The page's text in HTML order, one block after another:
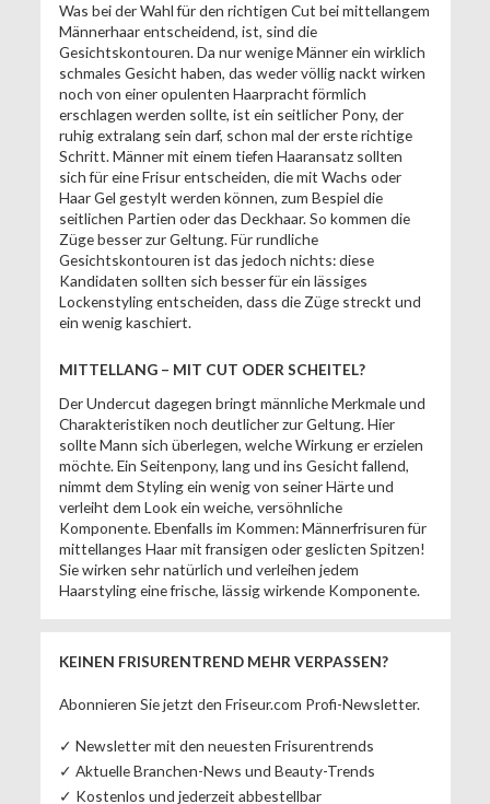
Was bei der Wahl für den richtigen Cut bei mittellangem
Männerhaar entscheidend, ist, sind die
Gesichtskontouren. Da nur wenige Männer ein wirklich
schmales Gesicht haben, das weder völlig nackt wirken
noch von einer opulenten Haarpracht förmlich
erschlagen werden sollte, ist ein seitlicher Pony, der
ruhig extralang sein darf, schon mal der erste richtige
Schritt. Männer mit einem tiefen Haaransatz sollten
sich für eine Frisur entscheiden, die mit Wachs oder
Haar Gel gestylt werden können, zum Bespiel die
seitlichen Partien oder das Deckhaar. So kommen die
Züge besser zur Geltung. Für rundliche
Gesichtskontouren ist das jedoch nichts: diese
Kandidaten sollten sich besser für ein lässiges
Lockenstyling entscheiden, dass die Züge streckt und
ein wenig kaschiert.
MITTELLANG – MIT CUT ODER SCHEITEL?
Der Undercut dagegen bringt männliche Merkmale und
Charakteristiken noch deutlicher zur Geltung. Hier
sollte Mann sich überlegen, welche Wirkung er erzielen
möchte. Ein Seitenpony, lang und ins Gesicht fallend,
nimmt dem Styling ein wenig von seiner Härte und
verleiht dem Look ein weiche, versöhnliche
Komponente. Ebenfalls im Kommen: Männerfrisuren für
mittellanges Haar mit fransigen oder geslicten Spitzen!
Sie wirken sehr natürlich und verleihen jedem
Haarstyling eine frische, lässig wirkende Komponente.
KEINEN FRISURENTREND MEHR VERPASSEN?
Abonnieren Sie jetzt den Friseur.com Profi-Newsletter.
✓ Newsletter mit den neuesten Frisurentrends
✓ Aktuelle Branchen-News und Beauty-Trends
✓ Kostenlos und jederzeit abbestellbar